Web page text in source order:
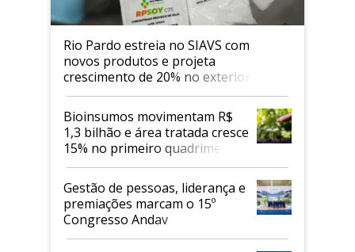
Rio Pardo estreia no SIAVS com
novos produtos e projeta
crescimento de 20% no exterior
Bioinsumos movimentam R$
1,3 bilhão e área tratada cresce
15% no primeiro quadrimestre
de 2026
Gestão de pessoas, liderança e
premiações marcam o 15º
Congresso Andav